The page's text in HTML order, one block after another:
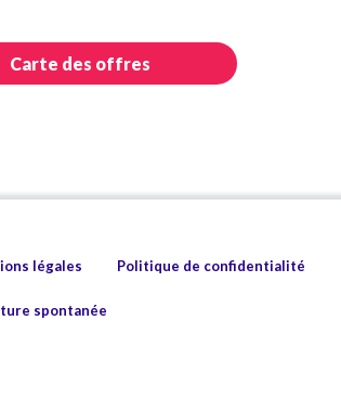
Carte des offres
légales Politique de confidentialité
spontanée